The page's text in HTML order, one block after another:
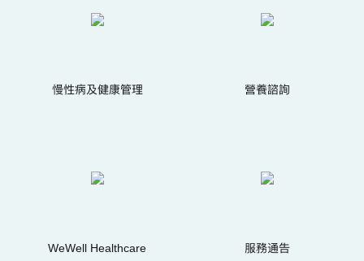
慢性病及健康管理 營養諮詢
WeWell Healthcare 服務通告